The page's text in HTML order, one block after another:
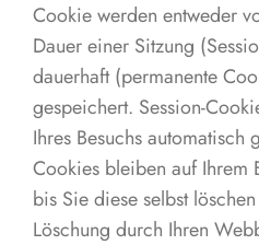
Cookie werden entweder
Dauer einer Sitzung
dauerhaft (permanente
gespeichert. Session-
Ihres Besuchs automatisch
Cookies bleiben auf Ihrem
bis Sie diese selbst
Löschung durch Ihren